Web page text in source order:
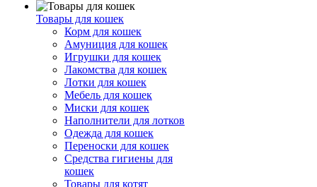
Товары для кошек
Корм для кошек
Амуниция для кошек
Игрушки для кошек
Лакомства для кошек
Лотки для кошек
Мебель для кошек
Миски для кошек
Наполнители для лотков
Одежда для кошек
Переноски для кошек
Средства гигиены для
кошек
Товары для котят